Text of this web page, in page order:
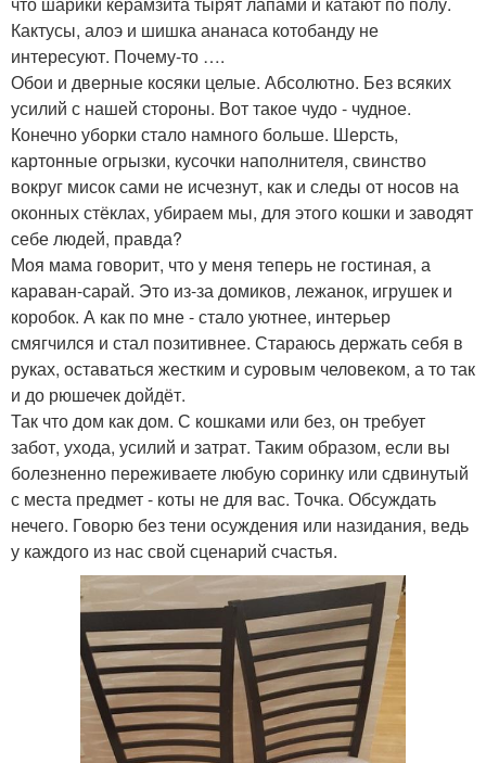
Кактусы, алоэ и шишка ананаса котобанду не
интересуют. Почему-то ….
Обои и дверные косяки целые. Абсолютно. Без всяких
усилий с нашей стороны. Вот такое чудо - чудное.
Конечно уборки стало намного больше. Шерсть,
картонные огрызки, кусочки наполнителя, свинство
вокруг мисок сами не исчезнут, как и следы от носов на
оконных стёклах, убираем мы, для этого кошки и заводят
себе людей, правда?
Моя мама говорит, что у меня теперь не гостиная, а
караван-сарай. Это из-за домиков, лежанок, игрушек и
коробок. А как по мне - стало уютнее, интерьер
смягчился и стал позитивнее. Стараюсь держать себя в
руках, оставаться жестким и суровым человеком, а то так
и до рюшечек дойдёт.
Так что дом как дом. С кошками или без, он требует
забот, ухода, усилий и затрат. Таким образом, если вы
болезненно переживаете любую соринку или сдвинутый
с места предмет - коты не для вас. Точка. Обсуждать
нечего. Говорю без тени осуждения или назидания, ведь
у каждого из нас свой сценарий счастья.